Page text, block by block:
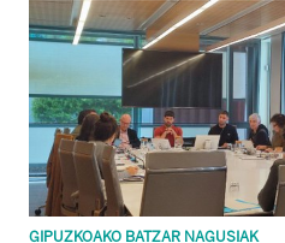
GIPUZKOAKO BATZAR NAGUSIAK